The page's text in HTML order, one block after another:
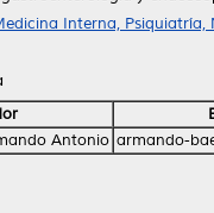
Interna, Psiquiatría,
Antonio armando-